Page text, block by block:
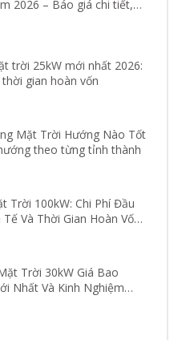
2026 – Báo giá chi tiết,
trời 25kW mới nhất 2026:
gian hoàn vốn
Mặt Trời Hướng Nào Tốt
theo từng tỉnh thành
Trời 100kW: Chi Phí Đầu
Và Thời Gian Hoàn Vốn
Trời 30kW Giá Bao
Nhất Và Kinh Nghiệm